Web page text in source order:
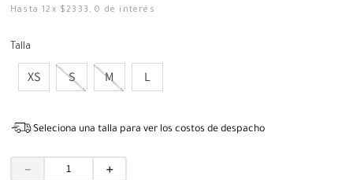
Hasta12 x $2333 ,0 de interés
Talla
XS S M L
Seleciona una talla para ver los costos de despacho
＋
－